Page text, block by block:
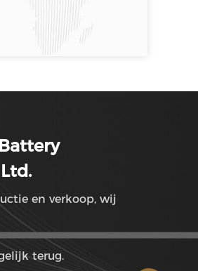
en verkoop, wij
terug.